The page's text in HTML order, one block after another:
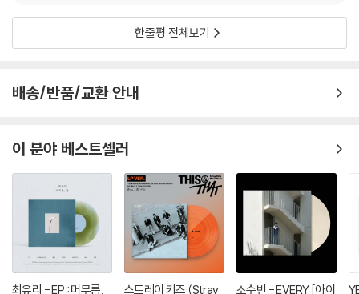
tar Performed by 방인재keyboard Performed by 전영호Record
ed by 권태훈@ MusicParadisoMixed by 권태훈@ MusicParadiso
SIDE 2
Lyrics & Composed by 김민기Arranged by 윤일상Vocal by 알리Pr
oduced by 윤일상Piano & Bass Performed by 윤일상Harmonica
Performed by 하림Cello Performed by 김수현Violin Performed
by 이승진Saenghwang Performed by 김소엽Drum Performed b
y 김영수Guitar Performed by 안지훈Recorded by 윤일상 @142m
usicTune & Edited by 류재경Mixed by 윤일상 @142music
한줄평 전체보기
배송/반품/교환 안내
이 분야 베스트셀러
최유리 - EP : 머무름,
스트레이 키즈 (Stray
소수빈 - EVERY [아이